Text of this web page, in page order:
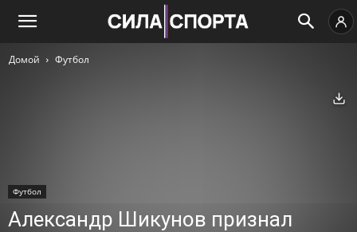
Домой Футбол
Футбол
Александр Шикунов признал